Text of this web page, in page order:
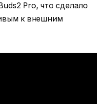
Pro, что сделало
к внешним